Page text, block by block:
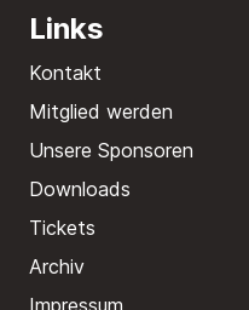
Links
Kontakt
Mitglied werden
Unsere Sponsoren
Downloads
Tickets
Archiv
Impressum